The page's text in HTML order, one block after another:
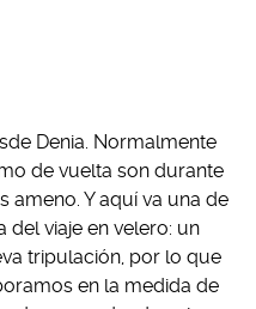
Denia. Normalmente
de vuelta son durante
ameno. Y aquí va una de
del viaje en velero: un
tripulación, por lo que
en la medida de